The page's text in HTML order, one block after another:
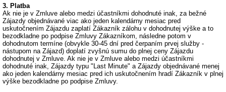
3. Platba
Ak nie je v Zmluve alebo medzi účastníkmi dohodnuté inak, za bežné
Zájazdy objednávané viac ako jeden kalendárny mesiac pred
uskutočnením Zájazdu zaplatí Zákazník zálohu v dohodnutej výške a to
bezodkladne po podpise Zmluvy Zákazníkom, následne potom v
dohodnutom termíne (obvykle 30-45 dní pred čerpaním prvej služby -
nástupom na Zájazd) doplatí zvyšnú sumu do plnej ceny Zájazdu
dohodnutej v Zmluve. Ak nie je v Zmluve alebo medzi účastníkmi
dohodnuté inak, Zájazdy typu "Last Minute" a Zájazdy objednávané menej
ako jeden kalendárny mesiac pred ich uskutočnením hradí Zákazník v plnej
výške bezodkladne po podpise Zmluvy.